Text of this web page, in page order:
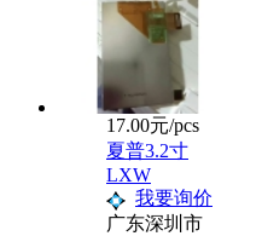
17.00元/pcs
夏普3.2寸
LXW
我要询价
广东深圳市